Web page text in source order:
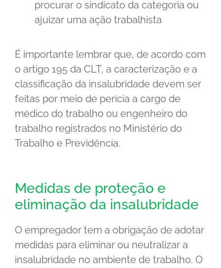
procurar o sindicato da categoria ou
ajuizar uma ação trabalhista
É importante lembrar que, de acordo com
o artigo 195 da CLT, a caracterização e a
classificação da insalubridade devem ser
feitas por meio de perícia a cargo de
médico do trabalho ou engenheiro do
trabalho registrados no Ministério do
Trabalho e Previdência.
Medidas de proteção e
eliminação da insalubridade
O empregador tem a obrigação de adotar
medidas para eliminar ou neutralizar a
insalubridade no ambiente de trabalho. O